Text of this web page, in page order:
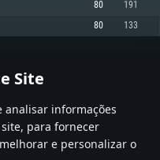
Site
analisar informações
para fornecer
e personalizar o
mais recentes (não mais de 6
com os drivers mais recentes
80 191
80 133